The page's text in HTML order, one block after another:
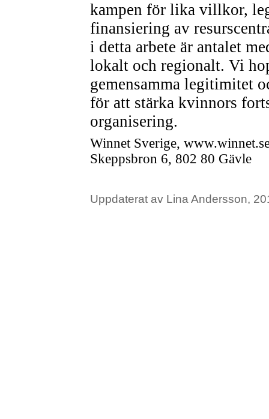
kampen för lika villkor,
finansiering av
i detta arbete är antalet
lokalt och regionalt. Vi
gemensamma legitimitet
för att stärka kvinnors
organisering.
Winnet Sverige,
Skeppsbron 6, 802 80 Gävle
Uppdaterat av Lina Andersson,